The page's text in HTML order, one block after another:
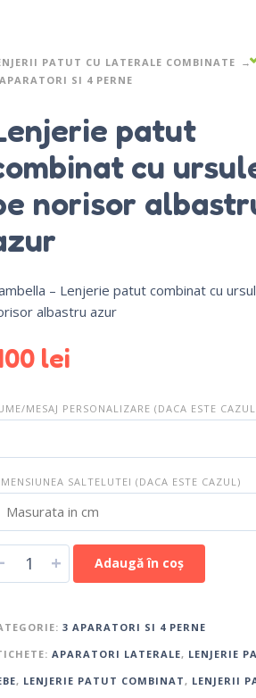
PATUT CU LATERALE COMBINATE
SI 4 PERNE
patut
cu
norisor
– Lenjerie patut combinat cu
albastru azur
lei
MESAJ PERSONALIZARE (DACA ESTE
SALTELUTEI (DACA ESTE CAZUL)
- + Adaugă în coș
3 APARATORI SI 4 PERNE
APARATORI LATERALE, LENJERIE
, LENJERIE PATUT COMBINAT , LENJERII